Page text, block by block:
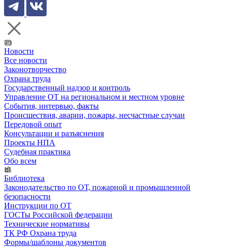
Новости
Все новости
Законотворчество
Охрана труда
Государственный надзор и контроль
Управление ОТ на региональном и местном уровне
События, интервью, факты
Происшествия, аварии, пожары, несчастные случаи
Передовой опыт
Консультации и разъяснения
Проекты НПА
Судебная практика
Обо всем
Библиотека
Законодательство по ОТ, пожарной и промышленной
безопасности
Инструкции по ОТ
ГОСТы Российской федерации
Технические нормативы
ТК РФ Охрана труда
Формы/шаблоны документов